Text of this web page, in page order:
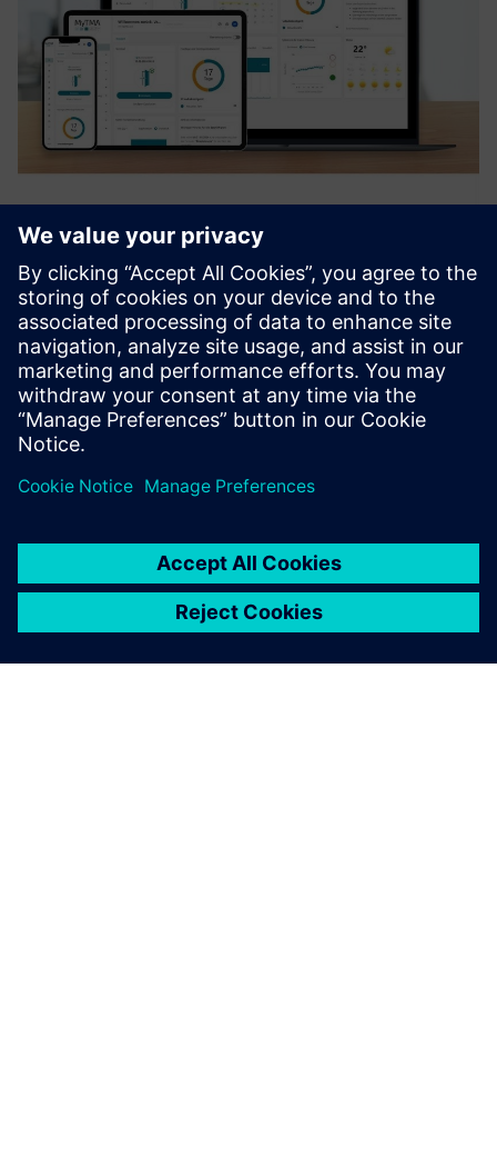
MyTMA Zeit
myTMA je sodoben in priročen sistem za upravljanje časa,
ki vključuje poteke dela in uporabniško nadzorno ploščo. Z
myTMA je mogoče izračune časa in doplačila obdelati in
pripraviti za obračunavanje plač.
Izvedite več